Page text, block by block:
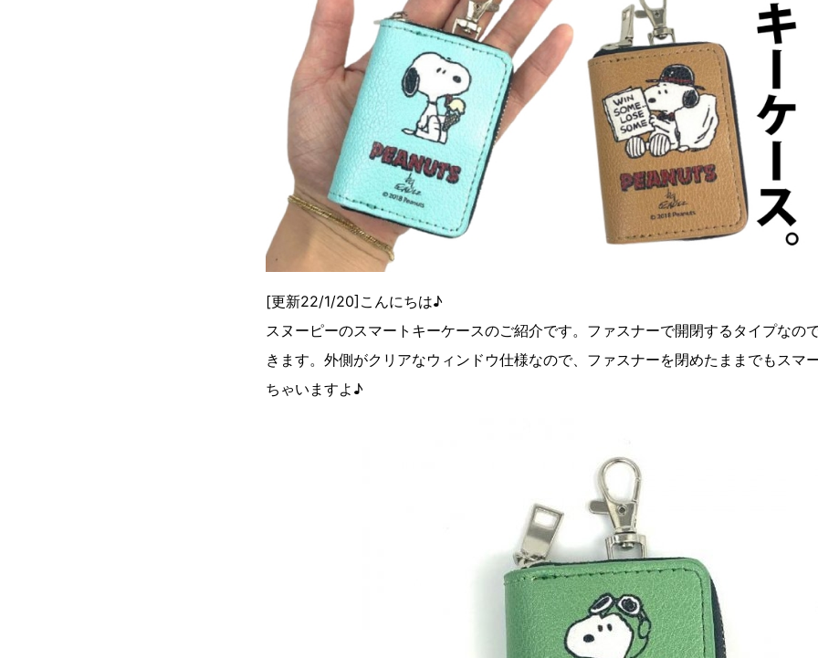
[更新22/1/20]こんにちは♪
スヌーピーのスマートキーケースのご紹介です。ファスナーで開閉するタイプなの
きます。外側がクリアなウィンドウ仕様なので、ファスナーを閉めたままでもスマ
ちゃいますよ♪